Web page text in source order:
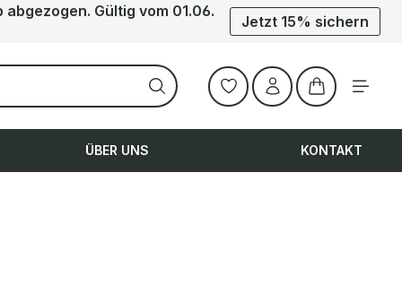
Gültig vom 01.06.
Jetzt 15% sichern
Warenkorb
ÜBER UNS KONTAKT